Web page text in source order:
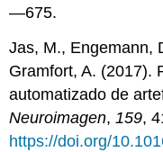
—675.
Jas, M., Engemann,
Gramfort, A. (2017).
automatizado de
Neuroimagen,159,
https://doi.org/